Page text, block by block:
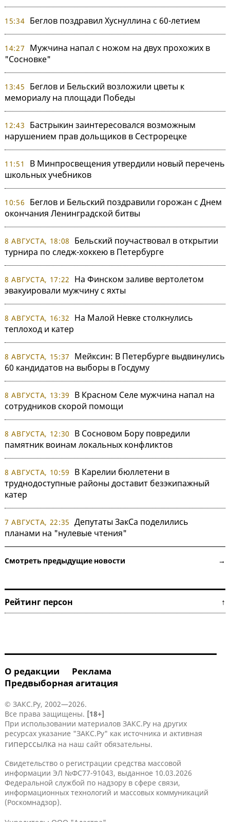
15:34 Беглов поздравил Хуснуллина с 60-летием
14:27
Мужчина напал с ножом на двух прохожих в
"Сосновке"
13:45
Беглов и Бельский возложили цветы к
мемориалу на площади Победы
12:43
Бастрыкин заинтересовался возможным
нарушением прав дольщиков в Сестрорецке
11:51
В Минпросвещения утвердили новый перечень
школьных учебников
10:56
Беглов и Бельский поздравили горожан с Днем
окончания Ленинградской битвы
8 АВГУСТА, 18:08
Бельский поучаствовал в открытии
турнира по следж-хоккею в Петербурге
8 АВГУСТА, 17:22
На Финском заливе вертолетом
эвакуировали мужчину с яхты
8 АВГУСТА, 16:32
На Малой Невке столкнулись
теплоход и катер
8 АВГУСТА, 15:37
Мейксин: В Петербурге выдвинулись
60 кандидатов на выборы в Госдуму
8 АВГУСТА, 13:39
В Красном Селе мужчина напал на
сотрудников скорой помощи
8 АВГУСТА, 12:30
В Сосновом Бору повредили
памятник воинам локальных конфликтов
8 АВГУСТА, 10:59
В Карелии бюллетени в
труднодоступные районы доставит безэкипажный
катер
7 АВГУСТА, 22:35 Депутаты ЗакСа поделились
планами на "нулевые чтения"
Смотреть предыдущие новости →
Рейтинг персон ↑
О редакции
Реклама
Предвыборная агитация
© ЗАКС.Ру, 2002—2026.
Все права защищены. [18+]
При использовании материалов ЗАКС.Ру на других
ресурсах указание "ЗАКС.Ру" как источника и активная
гиперссылка на наш сайт обязательны.
Свидетельство о регистрации средства массовой
информации ЭЛ №ФС77-91043, выданное 10.03.2026
Федеральной службой по надзору в сфере связи,
информационных технологий и массовых коммуникаций
(Роскомнадзор).